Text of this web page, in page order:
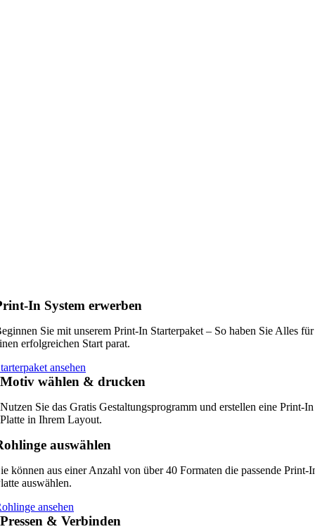
In System erwerben
Sie mit unserem Print-In Starterpaket – So haben Sie Alles für
erfolgreichen Start parat.
ansehen
Motiv wählen & drucken
Nutzen Sie das Gratis Gestaltungsprogramm und erstellen eine Print-In
Platte in Ihrem Layout.
auswählen
können aus einer Anzahl von über 40 Formaten die passende Print-
auswählen.
ansehen
Pressen & Verbinden